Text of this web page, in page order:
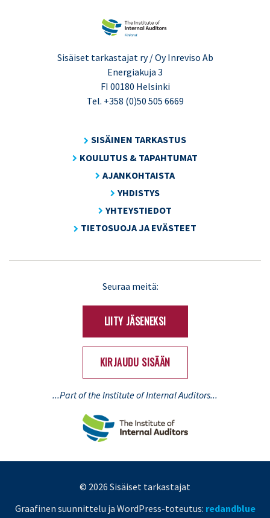
Sisäiset tarkastajat ry / Oy Inreviso Ab
Energiakuja 3
FI 00180 Helsinki
Tel. +358 (0)50 505 6669
SISÄINEN TARKASTUS
KOULUTUS & TAPAHTUMAT
AJANKOHTAISTA
YHDISTYS
YHTEYSTIEDOT
TIETOSUOJA JA EVÄSTEET
Seuraa meitä:
LIITY JÄSENEKSI
KIRJAUDU SISÄÄN
...Part of the Institute of Internal Auditors...
© 2026 Sisäiset tarkastajat
Graafinen suunnittelu ja WordPress-toteutus: redandblue